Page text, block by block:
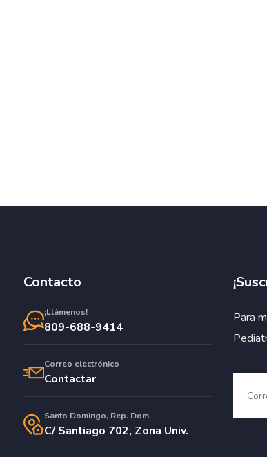
Contacto
¡Llámenos!
809-688-9414
Correo electrónico
Contactar
Santo Domingo, Rep. Dom.
C/ Santiago 702, Zona Univ.
Para